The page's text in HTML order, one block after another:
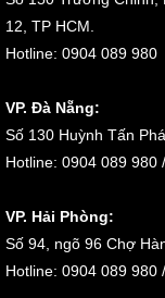
12, TP HCM.
Hotline: 0904 089 980
VP. Đà Nẵng:
Số 130 Huỳnh Tấn
Hotline: 0904 089 980 /
VP. Hải Phòng:
Số 94, ngõ 96 Chợ
Hotline: 0904 089 980 /